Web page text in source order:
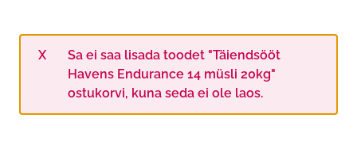
Sa ei saa lisada toodet "Täiendsööt
Havens Endurance 14 müsli 20kg"
ostukorvi, kuna seda ei ole laos.